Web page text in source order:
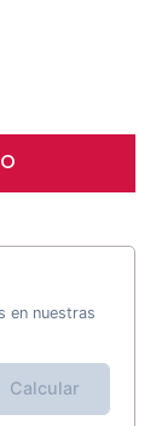
en nuestras
Calcular